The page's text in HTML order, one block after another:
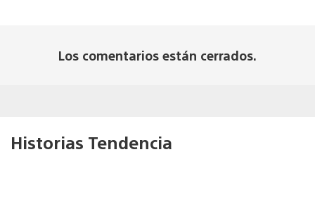
Los comentarios están cerrados.
Historias Tendencia